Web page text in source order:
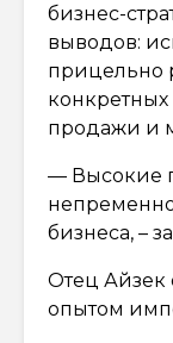
бизнес-
выводов:
прицельно
продажи и
— Высокие
бизнеса, –
Отец Айзек
опытом